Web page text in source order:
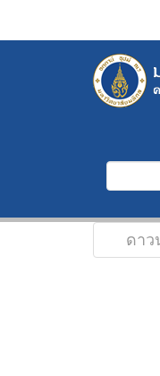
ดา